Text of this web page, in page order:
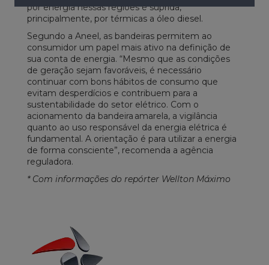
por energia nessas regiões é suprida,
principalmente, por térmicas a óleo diesel.
Segundo a Aneel, as bandeiras permitem ao
consumidor um papel mais ativo na definição de
sua conta de energia. “Mesmo que as condições
de geração sejam favoráveis, é necessário
continuar com bons hábitos de consumo que
evitam desperdícios e contribuem para a
sustentabilidade do setor elétrico. Com o
acionamento da bandeira amarela, a vigilância
quanto ao uso responsável da energia elétrica é
fundamental. A orientação é para utilizar a energia
de forma consciente”, recomenda a agência
reguladora.
* Com informações do repórter Wellton Máximo